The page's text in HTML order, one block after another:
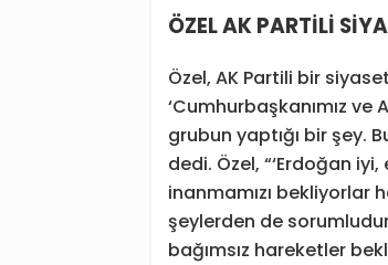
ÖZEL AK PARTİLİ
Özel, AK Partili bir
‘Cumhurbaşkanımız ve
grubun yaptığı bir şey.
dedi. Özel, “‘Erdoğan
inanmamızı bekliyorlar
şeylerden de
bağımsız hareketler